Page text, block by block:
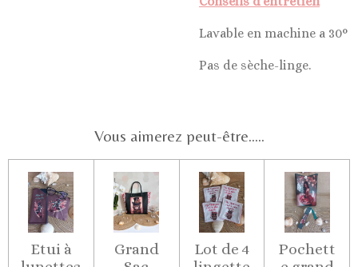
Lavable en machine a 30°
Pas de sèche-linge.
Vous aimerez peut-être.....
Etui à
Grand
Lot de 4
Pochett